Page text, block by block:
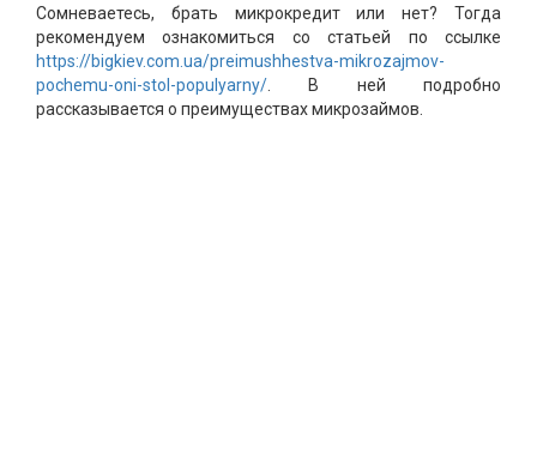
Сомневаетесь, брать микрокредит или нет? Тогда
рекомендуем ознакомиться со статьей по ссылке
https://bigkiev.com.ua/preimushhestva-mikrozajmov-
pochemu-oni-stol-populyarny/ . В ней подробно
рассказывается о преимуществах микрозаймов.